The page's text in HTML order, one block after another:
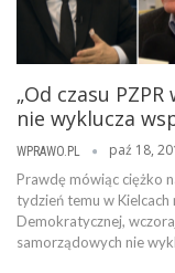
„Od czasu
nie wyklucza
WPRAWO.PL paź 18,
Prawdę mówiąc ciężko
tydzień temu w
Demokratycznej,
samorządowych nie